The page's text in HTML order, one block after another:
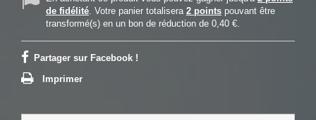
de fidélité. Votre panier totalisera 2 points pouvant être
transformé(s) en un bon de réduction de 0,40 €.
Partager sur Facebook !
Imprimer